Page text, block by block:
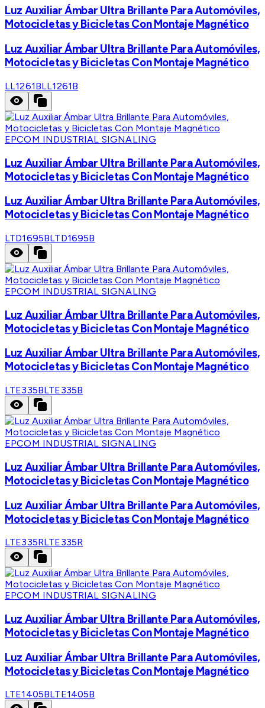
Luz Auxiliar Ámbar Ultra Brillante Para Automóviles,
Motocicletas y Bicicletas Con Montaje Magnético
Luz Auxiliar Ámbar Ultra Brillante Para Automóviles,
Motocicletas y Bicicletas Con Montaje Magnético
LL1261BLL1261B
EPCOM INDUSTRIAL SIGNALING
Luz Auxiliar Ámbar Ultra Brillante Para Automóviles,
Motocicletas y Bicicletas Con Montaje Magnético
Luz Auxiliar Ámbar Ultra Brillante Para Automóviles,
Motocicletas y Bicicletas Con Montaje Magnético
LTD1695BLTD1695B
EPCOM INDUSTRIAL SIGNALING
Luz Auxiliar Ámbar Ultra Brillante Para Automóviles,
Motocicletas y Bicicletas Con Montaje Magnético
Luz Auxiliar Ámbar Ultra Brillante Para Automóviles,
Motocicletas y Bicicletas Con Montaje Magnético
LTE335BLTE335B
EPCOM INDUSTRIAL SIGNALING
Luz Auxiliar Ámbar Ultra Brillante Para Automóviles,
Motocicletas y Bicicletas Con Montaje Magnético
Luz Auxiliar Ámbar Ultra Brillante Para Automóviles,
Motocicletas y Bicicletas Con Montaje Magnético
LTE335RLTE335R
EPCOM INDUSTRIAL SIGNALING
Luz Auxiliar Ámbar Ultra Brillante Para Automóviles,
Motocicletas y Bicicletas Con Montaje Magnético
Luz Auxiliar Ámbar Ultra Brillante Para Automóviles,
Motocicletas y Bicicletas Con Montaje Magnético
LTE1405BLTE1405B